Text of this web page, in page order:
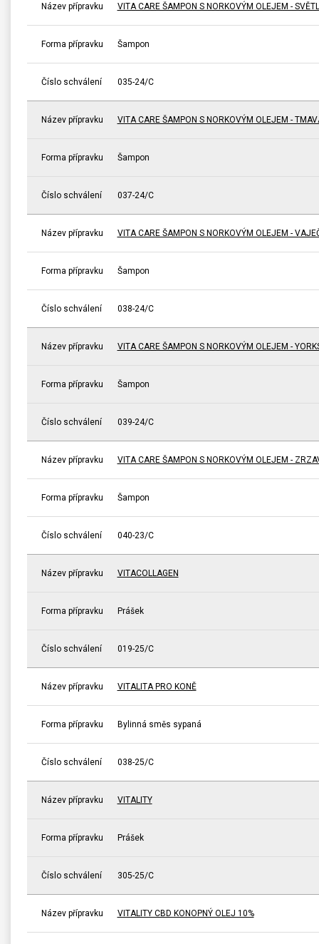
Název přípravku VITA CARE ŠAMPON S NORKOVÝM OLEJEM -
Forma přípravku Šampon
Číslo schválení 035-24/C
Název přípravku VITA CARE ŠAMPON S NORKOVÝM OLEJEM -
Forma přípravku Šampon
Číslo schválení 037-24/C
Název přípravku VITA CARE ŠAMPON S NORKOVÝM OLEJEM -
Forma přípravku Šampon
Číslo schválení 038-24/C
Název přípravku VITA CARE ŠAMPON S NORKOVÝM OLEJEM -
Forma přípravku Šampon
Číslo schválení 039-24/C
Název přípravku VITA CARE ŠAMPON S NORKOVÝM OLEJEM -
Forma přípravku Šampon
Číslo schválení 040-23/C
Název přípravku VITACOLLAGEN
Forma přípravku Prášek
Číslo schválení 019-25/C
Název přípravku VITALITA PRO KONĚ
Forma přípravku Bylinná směs sypaná
Číslo schválení 038-25/C
Název přípravku VITALITY
Forma přípravku Prášek
Číslo schválení 305-25/C
Název přípravku VITALITY CBD KONOPNÝ OLEJ 10%